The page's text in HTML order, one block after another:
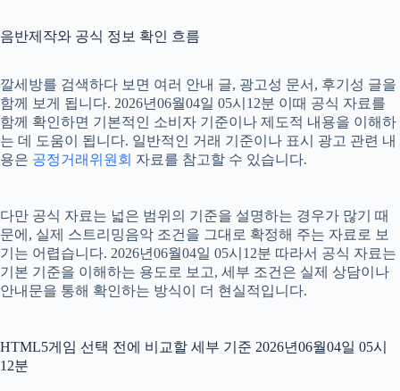
음반제작와 공식 정보 확인 흐름
깔세방를 검색하다 보면 여러 안내 글, 광고성 문서, 후기성 글을
함께 보게 됩니다. 2026년06월04일 05시12분 이때 공식 자료를
함께 확인하면 기본적인 소비자 기준이나 제도적 내용을 이해하
는 데 도움이 됩니다. 일반적인 거래 기준이나 표시 광고 관련 내
용은 공정거래위원회 자료를 참고할 수 있습니다.
다만 공식 자료는 넓은 범위의 기준을 설명하는 경우가 많기 때
문에, 실제 스트리밍음악 조건을 그대로 확정해 주는 자료로 보
기는 어렵습니다. 2026년06월04일 05시12분 따라서 공식 자료는
기본 기준을 이해하는 용도로 보고, 세부 조건은 실제 상담이나
안내문을 통해 확인하는 방식이 더 현실적입니다.
HTML5게임 선택 전에 비교할 세부 기준 2026년06월04일 05시
12분